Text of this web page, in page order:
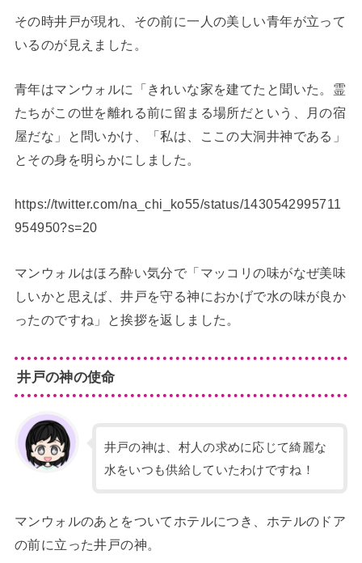
その時井戸が現れ、その前に一人の美しい青年が立って
いるのが見えました。
青年はマンウォルに「きれいな家を建てたと聞いた。霊
たちがこの世を離れる前に留まる場所だという、月の宿
屋だな」と問いかけ、「私は、ここの大洞井神である」
とその身を明らかにしました。
https://twitter.com/na_chi_ko55/status/1430542995711
954950?s=20
マンウォルはほろ酔い気分で「マッコリの味がなぜ美味
しいかと思えば、井戸を守る神におかげで水の味が良か
ったのですね」と挨拶を返しました。
井戸の神の使命
井戸の神は、村人の求めに応じて綺麗な
水をいつも供給していたわけですね！
マンウォルのあとをついてホテルにつき、ホテルのドア
の前に立った井戸の神。